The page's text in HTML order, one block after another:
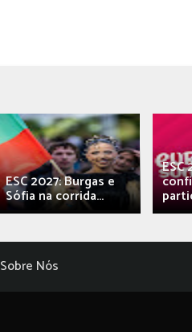
ESC 2027: Burgas e
Sófia na corrida...
ESC
Sobre Nós